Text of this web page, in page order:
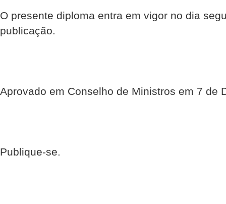
O presente diploma entra em vigor no dia
publicação.
Aprovado em Conselho de Ministros em 7 de
Publique-se.